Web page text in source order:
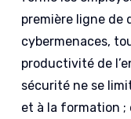
première ligne de
cybermenaces,
productivité de
sécurité ne se
et à la formation ;